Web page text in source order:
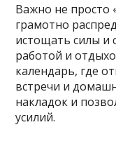
Важно не просто
грамотно
истощать силы и
работой и
календарь, где
встречи и
накладок и
усилий.